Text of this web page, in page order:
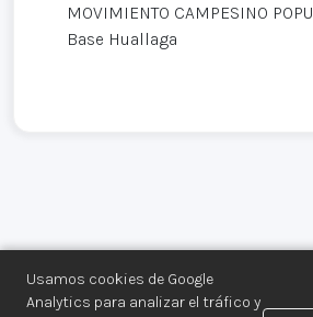
Usamos cookies de Google
Analytics para analizar el tráfico y
MOVIMIENTO CAMPESINO
Base Huallaga